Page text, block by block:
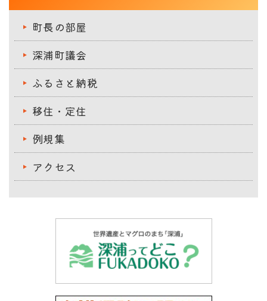
町長の部屋
深浦町議会
ふるさと納税
移住・定住
例規集
アクセス